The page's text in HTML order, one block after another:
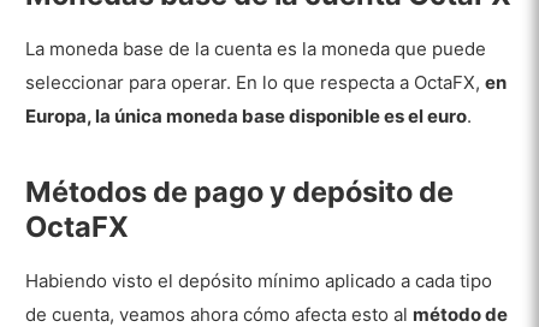
La moneda base de la cuenta es la moneda que puede
seleccionar para operar. En lo que respecta a OctaFX,en
Europa, la única moneda base disponible es el euro.
Métodos de pago y depósito de
OctaFX
Habiendo visto el depósito mínimo aplicado a cada tipo
de cuenta, veamos ahora cómo afecta esto al método de